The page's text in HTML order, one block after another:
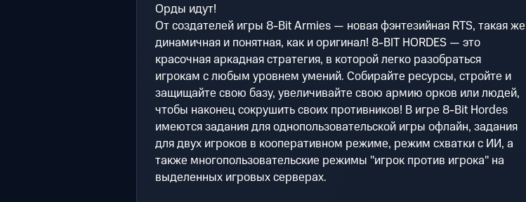
Орды идут!
От создателей игры 8-Bit Armies — новая фэнтезийная RTS, такая же
динамичная и понятная, как и оригинал! 8-BIT HORDES — это
красочная аркадная стратегия, в которой легко разобраться
игрокам с любым уровнем умений. Собирайте ресурсы, стройте и
защищайте свою базу, увеличивайте свою армию орков или людей,
чтобы наконец сокрушить своих противников! В игре 8-Bit Hordes
имеются задания для однопользовательской игры офлайн, задания
для двух игроков в кооперативном режиме, режим схватки с ИИ, а
также многопользовательские режимы "игрок против игрока" на
выделенных игровых серверах.